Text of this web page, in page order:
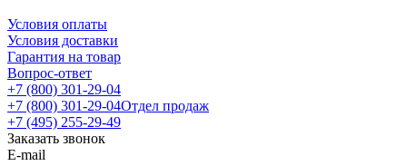
Условия оплаты
Условия доставки
Гарантия на товар
Вопрос-ответ
+7 (800) 301-29-04
+7 (800) 301-29-04Отдел продаж
+7 (495) 255-29-49
Заказать звонок
E-mail